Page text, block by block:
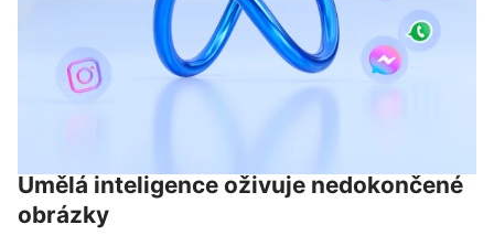
Umělá inteligence oživuje nedokončené
obrázky